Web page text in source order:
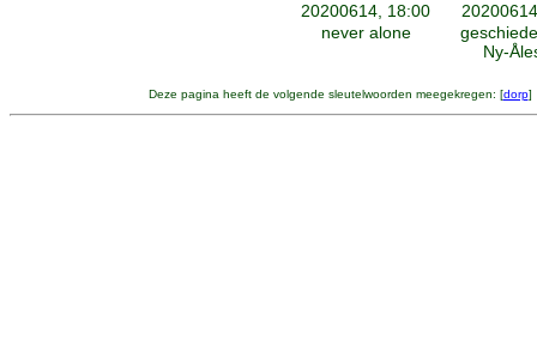
20200614, 18:00
never alone
Ny-
Deze pagina heeft de volgende sleutelwoorden meegekregen: [dorp]